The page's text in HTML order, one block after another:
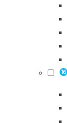
16